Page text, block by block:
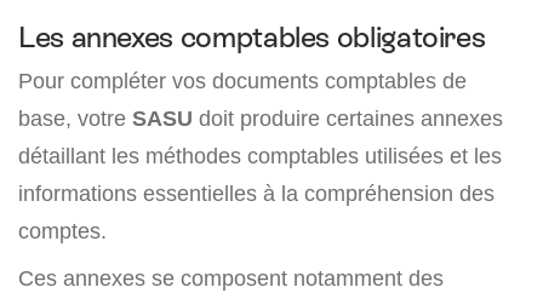
Les annexes comptables obligatoires
Pour compléter vos documents comptables de
base, votre SASU doit produire certaines annexes
détaillant les méthodes comptables utilisées et les
informations essentielles à la compréhension des
comptes.
Ces annexes se composent notamment des